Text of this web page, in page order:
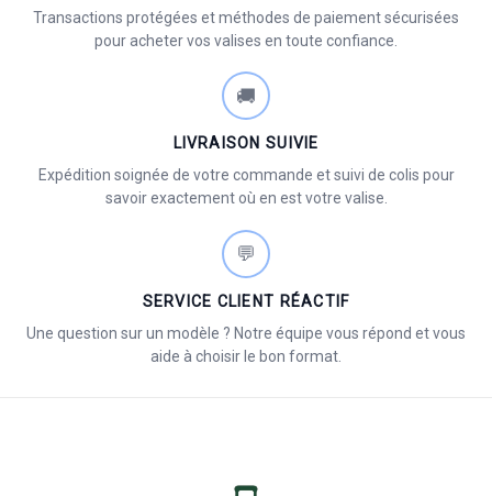
Transactions protégées et méthodes de paiement sécurisées
pour acheter vos valises en toute confiance.
🚚
LIVRAISON SUIVIE
Expédition soignée de votre commande et suivi de colis pour
savoir exactement où en est votre valise.
💬
SERVICE CLIENT RÉACTIF
Une question sur un modèle ? Notre équipe vous répond et vous
aide à choisir le bon format.